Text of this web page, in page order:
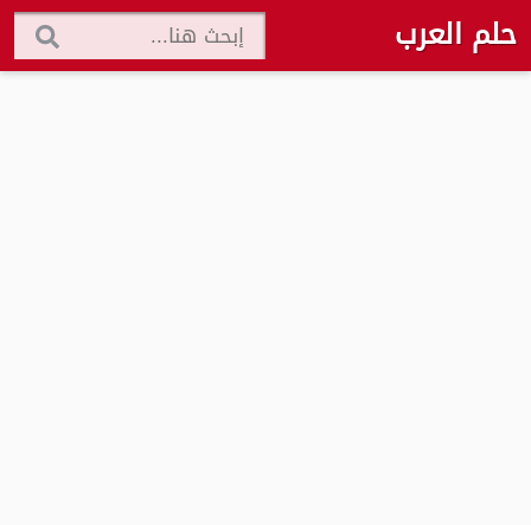
حلم العرب